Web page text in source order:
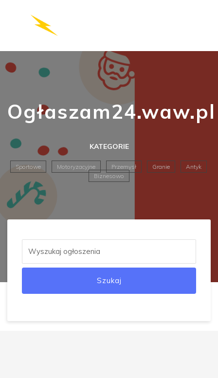
Ogłaszam24.waw.pl
KATEGORIE
Sportowe Motoryzacyjne Przemysł Granie
Antyk
Biznesowo
Szukaj